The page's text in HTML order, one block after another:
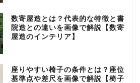
数寄屋造とは？代表的な特徴と書
院造との違いを画像で解説【数寄
屋造のインテリア】
座りやすい椅子の条件とは？座位
基準点や差尺を画像で解説【椅子